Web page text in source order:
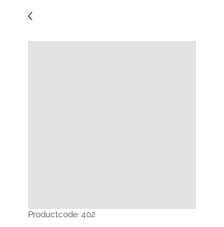
Productcode: 402